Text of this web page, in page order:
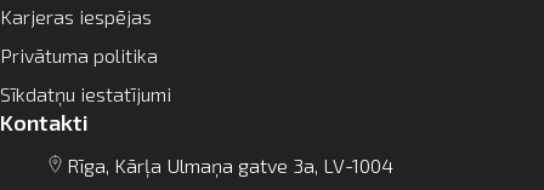
Karjeras iespējas
Privātuma politika
Sīkdatņu iestatījumi
Kontakti
Rīga, Kārļa Ulmaņa gatve 3a, LV-1004